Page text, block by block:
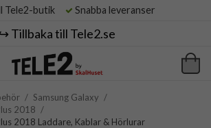
Tele2-butik Snabba leveranser
↪️ Tillbaka till Tele2.se
/ Samsung Galaxy /
2018 /
2018 Laddare, Kablar & Hörlurar